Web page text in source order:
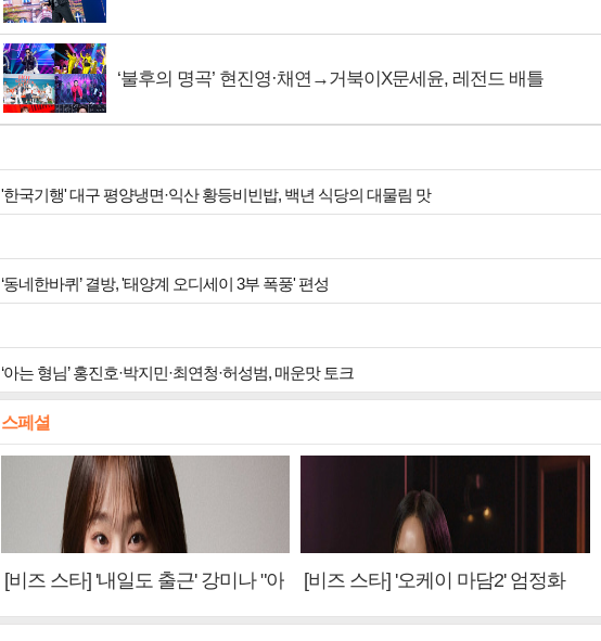
‘불후의 명곡’ 현진영·채연→거북이X문세윤, 레전드 배틀
'한국기행' 대구 평양냉면·익산 황등비빈밥, 백년 식당의 대물림 맛
‘동네한바퀴’ 결방, '태양계 오디세이 3부 폭풍' 편성
‘아는 형님’ 홍진호·박지민·최연청·허성범, 매운맛 토크
스페셜
[비즈 스타] '내일도 출근' 강미나 "아
[비즈 스타] '오케이 마담2' 엄정화